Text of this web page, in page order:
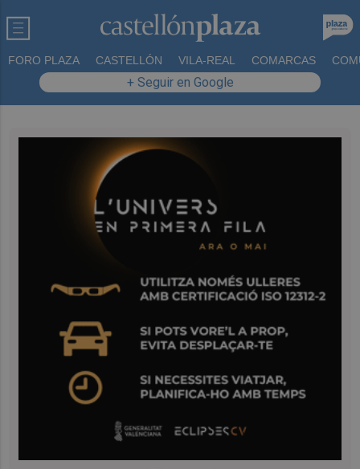
FORO PLAZA CASTELLÓN VILA-REAL COMARCAS
+ Seguir en Google